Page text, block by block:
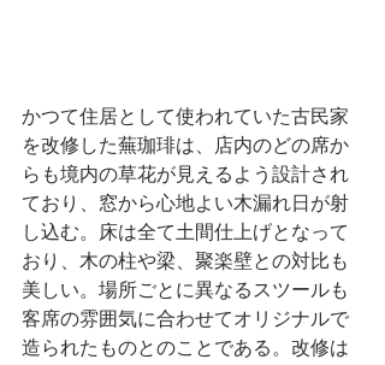
かつて住居として使われていた古民家
を改修した蕪珈琲は、店内のどの席か
らも境内の草花が見えるよう設計され
ており、窓から心地よい木漏れ日が射
し込む。床は全て土間仕上げとなって
おり、木の柱や梁、聚楽壁との対比も
美しい。場所ごとに異なるスツールも
客席の雰囲気に合わせてオリジナルで
造られたものとのことである。改修は